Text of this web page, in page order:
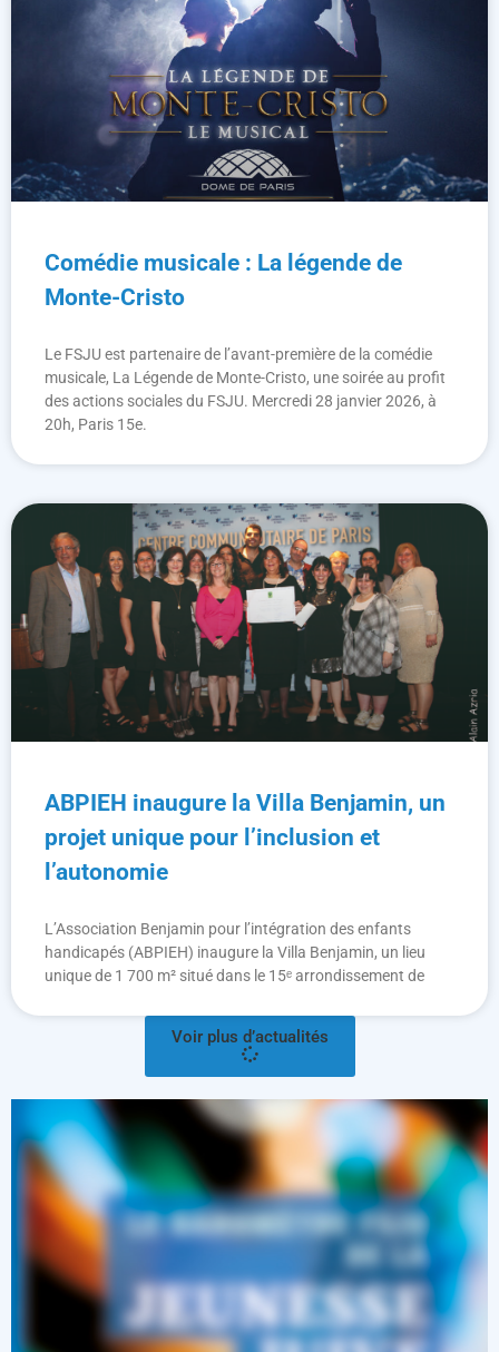
Comédie musicale : La légende de
Monte-Cristo
Le FSJU est partenaire de l’avant-première de la comédie
musicale, La Légende de Monte-Cristo, une soirée au profit
des actions sociales du FSJU. Mercredi 28 janvier 2026, à
20h, Paris 15e.
ABPIEH inaugure la Villa Benjamin, un
projet unique pour l’inclusion et
l’autonomie
L’Association Benjamin pour l’intégration des enfants
handicapés (ABPIEH) inaugure la Villa Benjamin, un lieu
unique de 1 700 m² situé dans le 15ᵉ arrondissement de
Voir plus d’actualités